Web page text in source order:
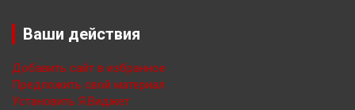
Ваши действия
Добавить сайт в избранное
Предложить свой материал
Установить Я.Виджет